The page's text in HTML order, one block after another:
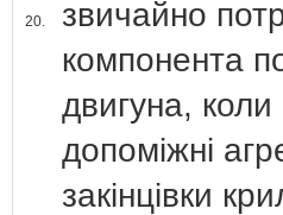
20.
звичайно
компонента
двигуна,
допоміжні
закінцівки